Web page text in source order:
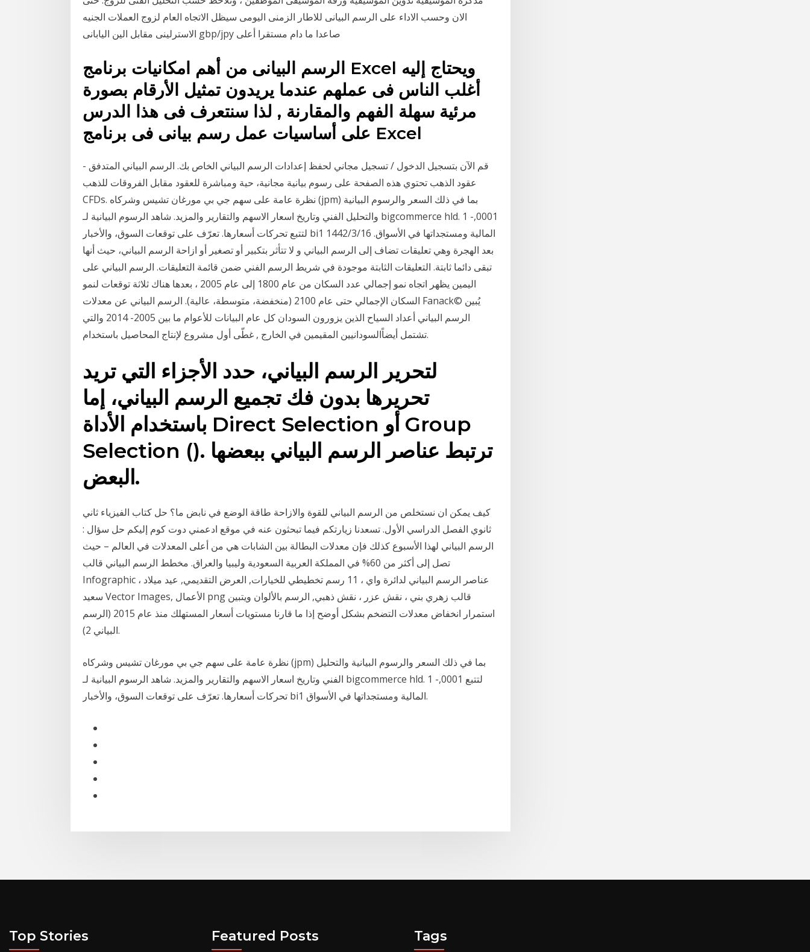
الان وحسب الاداء على الرسم البيانى للاطار الزمنى اليومى سيظل الاتجاه العام لزوج العملات الجنيه
الاسترلينى مقابل الين اليابانى gbp/jpy صاعدا ما دام مستقرا أعلى
الرسم البيانى من أهم امكانيات برنامج Excel ويحتاج إليه
أغلب الناس فى عملهم عندما يريدون تمثيل الأرقام بصورة
مرئية سهلة الفهم والمقارنة , لذا سنتعرف فى هذا الدرس
على أساسيات عمل رسم بيانى فى برنامج Excel
قم الآن بتسجيل الدخول / تسجيل مجاني لحفظ إعدادات الرسم البياني الخاص بك. الرسم البياني المتدفق -
عقود الذهب تحتوي هذه الصفحة على رسوم بيانية مجانية، حية ومباشرة للعقود مقابل الفروقات للذهب
CFDs. نظرة عامة على سهم جي بي مورغان تشيس وشركاه (jpm) بما في ذلك السعر والرسوم البيانية
والتحليل الفني وتاريخ اسعار الاسهم والتقارير والمزيد. شاهد الرسوم البيانية لـ ‎bigcommerce hld. 1 -,0001‎
لتتبع تحركات أسعارها. تعرّف على توقعات السوق، والأخبار ‎bi1‎ المالية ومستجداتها في الأسواق. 16‏‏/3‏‏/1442
بعد الهجرة وهي تعليقات تضاف إلى الرسم البياني و لا تتأثر بتكبير أو تصغير أو ازاحة الرسم البياني، حيث أنها
تبقى دائما ثابتة. التعليقات الثابتة موجودة في شريط الرسم الفني ضمن قائمة التعليقات. الرسم البياني على
اليمين يظهر اتجاه نمو إجمالي عدد السكان من عام 1800 إلى عام 2005 ، بعدها هناك ثلاثة توقعات لنمو
السكان الإجمالي حتى عام 2100 (منخفضة، متوسطة، عالية). الرسم البياني عن معدلات Fanack© يُبين
الرسم البياني أعداد السياح الذين يزورون السودان كل عام البيانات للأعوام ما بين 2005- 2014 والتي
تشتمل أيضاًالسودانيين المقيمين في الخارج , غطّى أول مشروع لإنتاج المحاصيل باستخدام.
لتحرير الرسم البياني، حدد الأجزاء التي تريد
تحريرها بدون فك تجميع الرسم البياني، إما
باستخدام الأداة Direct Selection أو Group
Selection (). ترتبط عناصر الرسم البياني ببعضها
البعض.
كيف يمكن ان نستخلص من الرسم البياني للقوة والازاحة طاقة الوضع في نابض ما؟ حل كتاب الفيزياء ثاني
ثانوي الفصل الدراسي الأول. تسعدنا زيارتكم فيما تبحثون عنه في موقع ادعمني دوت كوم إليكم حل سؤال :
الرسم البياني لهذا الأسبوع كذلك فإن معدلات البطالة بين الشابات هي من أعلى المعدلات في العالم – حيث
تصل إلى أكثر من 60% في المملكة العربية السعودية وليبيا والعراق. مخطط الرسم البياني قالب
Infographic ، عناصر الرسم البياني لدائرة واي ، 11 رسم تخطيطي للخيارات, العرض التقديمي, عيد ميلاد
سعيد Vector Images, الأعمال png قالب زهري بني ، نقش عزر ، نقش ذهبي, الرسم بالألوان ويتبين
استمرار انخفاض معدلات التضخم بشكل أوضح إذا ما قارنا مستويات أسعار المستهلك منذ عام 2015 (الرسم
البياني 2).
نظرة عامة على سهم جي بي مورغان تشيس وشركاه (jpm) بما في ذلك السعر والرسوم البيانية والتحليل
الفني وتاريخ اسعار الاسهم والتقارير والمزيد. شاهد الرسوم البيانية لـ ‎bigcommerce hld. 1 -,0001‎ لتتبع
تحركات أسعارها. تعرّف على توقعات السوق، والأخبار ‎bi1‎ المالية ومستجداتها في الأسواق.
Top Stories Featured Posts Tags